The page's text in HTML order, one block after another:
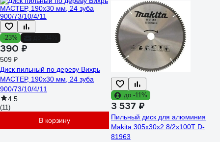
-23%
390 ₽
509 ₽
Диск пильный по дереву Вихрь
МАСТЕР, 190х30 мм, 24 зуба
900/73/10/4/11
4.5
(11)
В корзину
до -11%
3 537 ₽
Пильный диск для алюминия
Makita 305x30x2.8/2x100T D-
81963